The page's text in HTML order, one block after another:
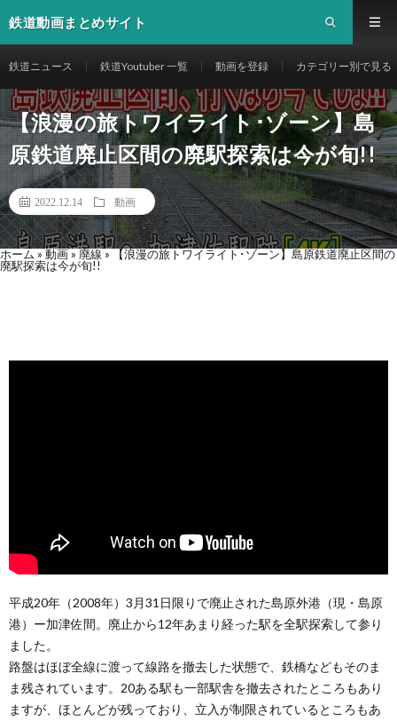
鉄道動画まとめサイト
鉄道ニュース 鉄道Youtuber 一覧 動画を登録 カテゴリー別で見る
【浪漫の旅トワイライト･ゾーン】島
原鉄道廃止区間の廃駅探索は今が旬!!
2022.12.14 動画
ホーム » 動画 » 廃線 » 【浪漫の旅トワイライト･ゾーン】島原鉄道廃止区間の
廃駅探索は今が旬!!
平成20年（2008年）3月31日限りで廃止された島原外港（現・島原
港）ー加津佐間。廃止から12年あまり経った駅を全駅探索して参り
ました。
路盤はほぼ全線に渡って線路を撤去した状態で、鉄橋などもそのま
ま残されています。20ある駅も一部駅舎を撤去されたところもあり
ますが、ほとんどが残っており、立入が制限されているところもあ